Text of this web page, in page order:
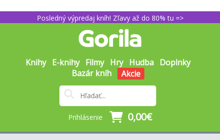
Posledný výpredaj kníh! Zľavy až do 80% tu =>
Knihy E-knihy Filmy Hry Hudba Doplnky
Bazár kníh
Akcie
Prihlásenie 0,00€